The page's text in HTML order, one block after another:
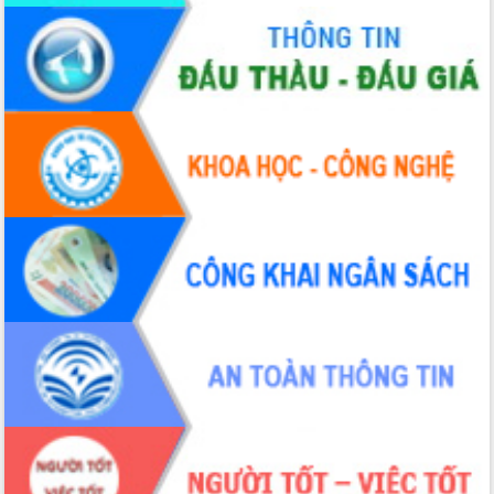
Hội nghị Ban Chấp hành Đảng bộ tỉnh
Đắk Lắk lần thứ 2 (mở rộng)
Tập trung giải phóng mặt bằng, đẩy
nhanh tiến độ Tuyến đường bộ ven
biển
Gỡ khó, khởi công xây dựng, sửa chữa
toàn bộ nhà ở cho hộ dân đúng tiến độ
đề ra
UBND tỉnh Đắk Lắk tổng kết công tác
quốc phòng, quân sự địa phương năm
2025
Tập trung triển khai quyết liệt, đồng bộ
các giải pháp nhằm thực hiện hiệu quả
các nhiệm vụ đề ra năm 2025
Phát huy vai trò của người có uy tín
trong phòng chống tảo hôn và hôn
nhân cận huyết thống
Nông sản Tây Nguyên thu hút doanh
nghiệp nước ngoài
Đắk Lắk định vị thương hiệu du lịch
“Biển – Rừng – Cà phê” trong không